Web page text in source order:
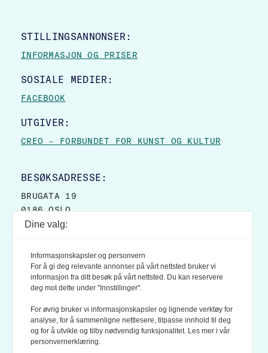
STILLINGSANNONSER:
INFORMASJON OG PRISER
SOSIALE MEDIER:
FACEBOOK
UTGIVER:
CREO – FORBUNDET FOR KUNST OG KULTUR
BESØKSADRESSE:
BRUGATA 19
0186 OSLO
POSTBOKS 9007 GRØNLAND
0133 OSLO
LES OGSÅ:
KONTEKSTS PERSONVERN-POLICY
Dine valg:
Informasjonskapsler og personvern
For å gi deg relevante annonser på vårt nettsted bruker vi
informasjon fra ditt besøk på vårt nettsted. Du kan reservere
deg mot dette under "Innstillinger".
For øvrig bruker vi informasjonskapsler og lignende verktøy for
analyse, for å sammenligne nettlesere, tilpasse innhold til deg
og for å utvikle og tilby nødvendig funksjonalitet. Les mer i vår
personvernerklæring.